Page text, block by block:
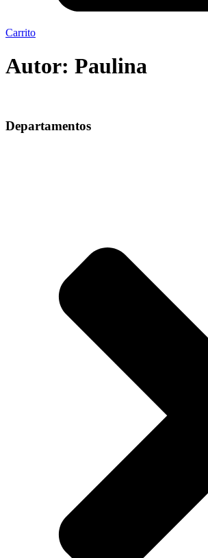
Carrito
Autor: Paulina
Departamentos